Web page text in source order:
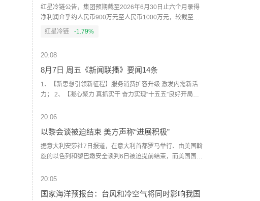
上年增加0.06万亿元，同比增长2.0%。其中，城镇居民出游
花费2.66万亿元，同比增长2.2%；农村居民出游花费0.56万
红星冷链公告，集团预期截至2026年6月30日止六个月录得
净利润介乎约人民币900万元至人民币1000万元，较截至
2025年6月30日止六个月的净利润约人民币3970万元减少约
红星冷链 -1.79%
20:08
8月7日 周五《新闻联播》要闻14条
1、【新思想引领新征程】服务消费扩容升级 激发内需新活
力； 2、【凝心聚力 真抓实干 奋力实现“十五五”良好开局】
货物贸易进出口超30万亿元； 4、大面积单产提升持续加力
6、7月末我国外汇储备规模34188亿美元； 7、7月份中国仓
储指数继续扩张； 8、全国公平竞争审查专项行动取得阶段性
成果； 9、日本民众集会反对高市政权危险动向 俄外交部敦
方通行霍尔木兹海峡 美总统称某些类型弹药的供应略微紧
指责胡塞武装袭击沙特南部地区； 13、日本二季度干预汇市
20:06
以黎会谈被迫结束 美方声称“进展积极”
据意大利安莎社7日报道，在意大利首都罗马举行、由美国斡
旋的以色列和黎巴嫩安全谈判6日被迫提前结束，而美国国务
始举行，为期3天，重点讨论两国边境安全安排以及落实6月
团参加。报道说，由于黎巴嫩南部局势升级，最后一日的会
20:05
国家海洋预报台：台风和冷空气将同时影响我国